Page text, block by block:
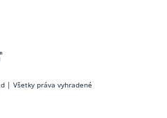
| Všetky práva vyhradené